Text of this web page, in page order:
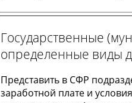
Государственные
определенные виды
Представить в СФР
заработной плате и